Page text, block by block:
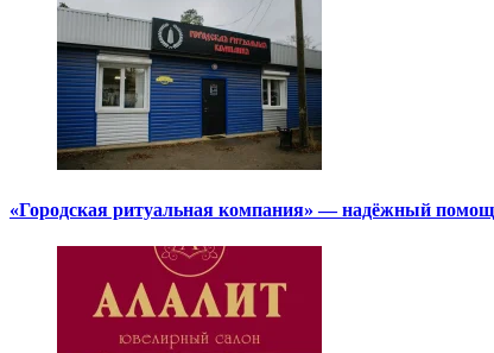
«Городская ритуальная компания» — надёжный